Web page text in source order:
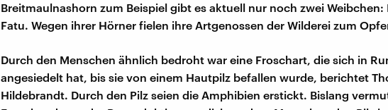
Breitmaulnashorn zum Beispiel gibt es aktuell nur noch zwei Weibchen:
Fatu. Wegen ihrer Hörner fielen ihre Artgenossen der Wilderei zum
Durch den Menschen ähnlich bedroht war eine Froschart, die sich in
angesiedelt hat, bis sie von einem Hautpilz befallen wurde, berichtet
Hildebrandt. Durch den Pilz seien die Amphibien erstickt. Bislang